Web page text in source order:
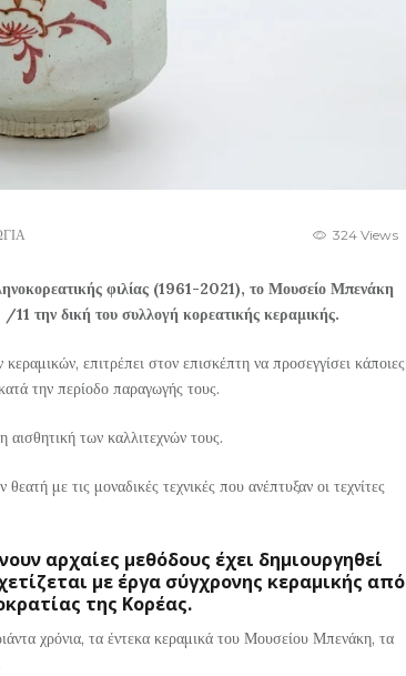
324 Views
φιλίας (1961-2021), το Μουσείο Μπενάκη
την δική του συλλογή κορεατικής κεραμικής.
επιτρέπει στον επισκέπτη να προσεγγίσει κάποιες
την περίοδο παραγωγής τους.
αισθητική των καλλιτεχνών τους.
με τις μοναδικές τεχνικές που ανέπτυξαν οι τεχνίτες
αρχαίες μεθόδους έχει δημιουργηθεί
με έργα σύγχρονης κεραμικής από
της Κορέας.
χρόνια, τα έντεκα κεραμικά του Μουσείου Μπενάκη, τα